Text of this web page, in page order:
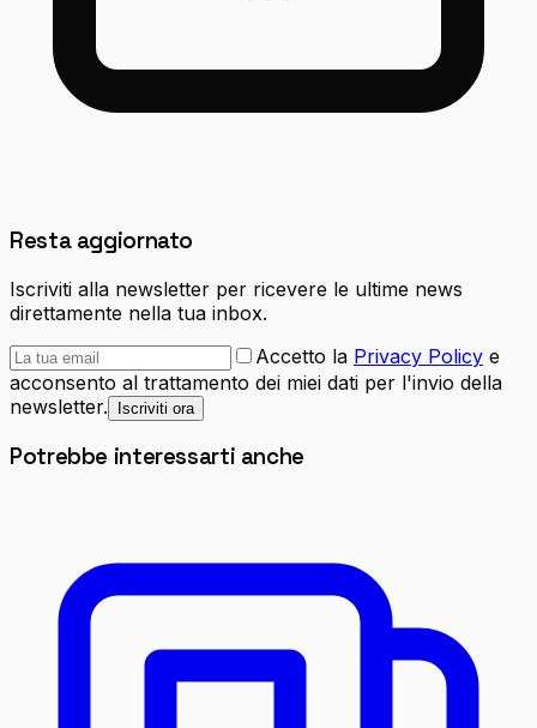
Resta aggiornato
Iscriviti alla newsletter per ricevere le ultime news
direttamente nella tua inbox.
Accetto la Privacy Policy e
acconsento al trattamento dei miei dati per l'invio della
newsletter.
Iscriviti ora
Potrebbe interessarti anche